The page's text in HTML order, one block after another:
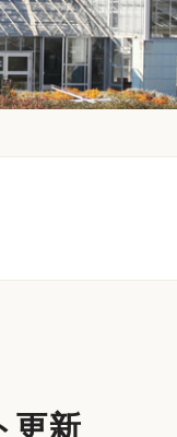
更新